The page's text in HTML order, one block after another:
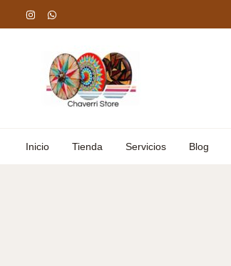
Omitir
e
Inicio Tienda Servicios Blog